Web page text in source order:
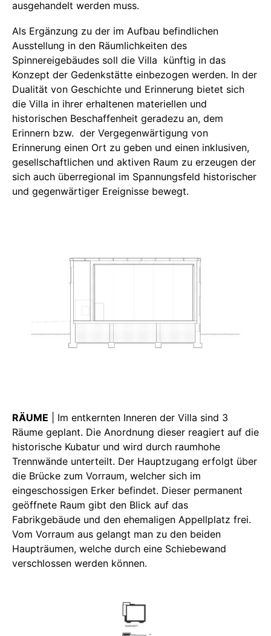
ausgehandelt werden muss.
Als Ergänzung zu der im Aufbau befindlichen
Ausstellung in den Räumlichkeiten des
Spinnereigebäudes soll die Villa künftig in das
Konzept der Gedenkstätte einbezogen werden. In der
Dualität von Geschichte und Erinnerung bietet sich
die Villa in ihrer erhaltenen materiellen und
historischen Beschaffenheit geradezu an, dem
Erinnern bzw. der Vergegenwärtigung von
Erinnerung einen Ort zu geben und einen inklusiven,
gesellschaftlichen und aktiven Raum zu erzeugen der
sich auch überregional im Spannungsfeld historischer
und gegenwärtiger Ereignisse bewegt.
RÄUME | Im entkernten Inneren der Villa sind 3
Räume geplant. Die Anordnung dieser reagiert auf die
historische Kubatur und wird durch raumhohe
Trennwände unterteilt. Der Hauptzugang erfolgt über
die Brücke zum Vorraum, welcher sich im
eingeschossigen Erker befindet. Dieser permanent
geöffnete Raum gibt den Blick auf das
Fabrikgebäude und den ehemaligen Appellplatz frei.
Vom Vorraum aus gelangt man zu den beiden
Haupträumen, welche durch eine Schiebewand
verschlossen werden können.